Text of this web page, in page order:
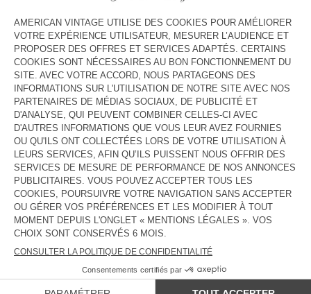
Lundi
10:00 - 22:00
Mardi
10:00 - 22:00
Mercredi
10:00 - 22:00
Jeudi
10:00 - 22:00
Vendredi
10:00 - 22:30
Samedi
10:00 - 22:30
Dimanche
10:00 - 22:00
CONTACT
Tél. :(+86) 0755-25116824
E-mail :contact@americanvintage-store.com
FRANCE
LANGUE :